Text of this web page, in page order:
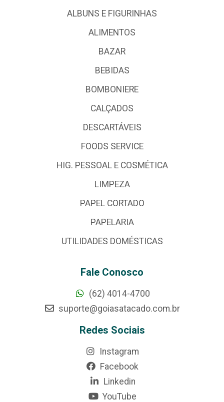
ALBUNS E FIGURINHAS
ALIMENTOS
BAZAR
BEBIDAS
BOMBONIERE
CALÇADOS
DESCARTÁVEIS
FOODS SERVICE
HIG. PESSOAL E COSMÉTICA
LIMPEZA
PAPEL CORTADO
PAPELARIA
UTILIDADES DOMÉSTICAS
Fale Conosco
(62) 4014-4700
suporte@goiasatacado.com.br
Redes Sociais
Instagram
Facebook
Linkedin
YouTube